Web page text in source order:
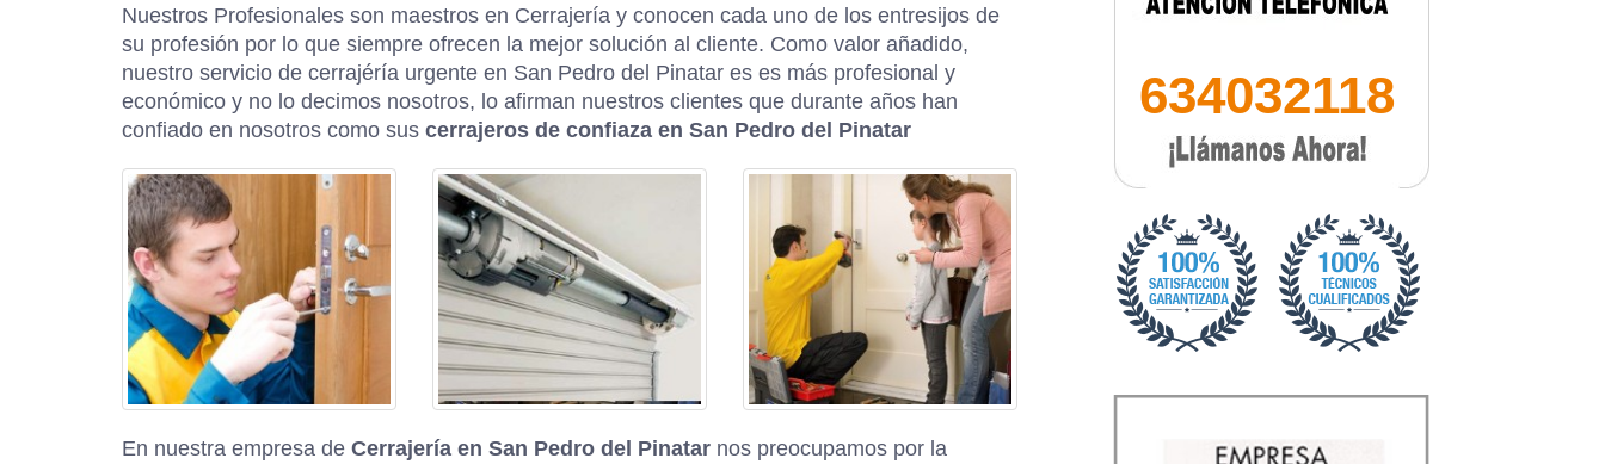
Nuestros Profesionales son maestros en Cerrajería y conocen cada uno de los entresijos de
su profesión por lo que siempre ofrecen la mejor solución al cliente. Como valor añadido,
nuestro servicio de cerrajéría urgente en San Pedro del Pinatar es es más profesional y
económico y no lo decimos nosotros, lo afirman nuestros clientes que durante años han
confiado en nosotros como sus cerrajeros de confiaza en San Pedro del Pinatar
En nuestra empresa de Cerrajería en San Pedro del Pinatar nos preocupamos por la
634032118